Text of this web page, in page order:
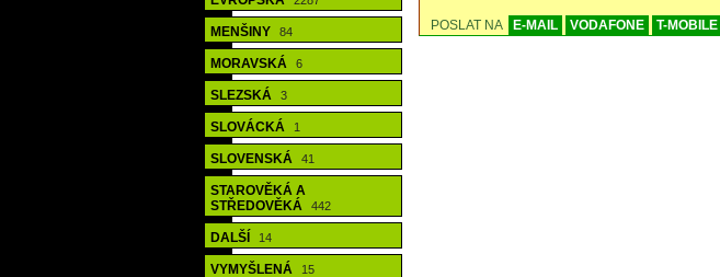
MENŠINY 84
MORAVSKÁ 6
SLEZSKÁ 3
SLOVÁCKÁ 1
SLOVENSKÁ 41
STAROVĚKÁ A
STŘEDOVĚKÁ
442
DALŠÍ 14
VYMYŠLENÁ 15
POSLAT NA E-MAIL VODAFONE T-MOBILE